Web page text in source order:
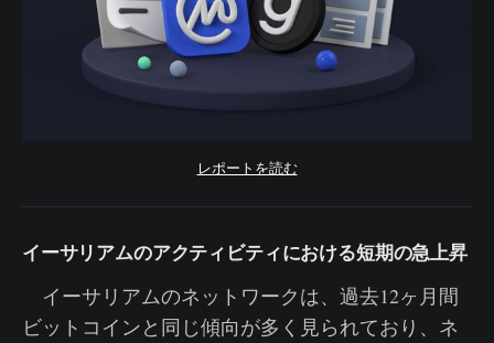
レポートを読む
イーサリアムのアクティビティにおける短期の急上昇
イーサリアムのネットワークは、過去12ヶ月間
ビットコインと同じ傾向が多く見られており、ネ